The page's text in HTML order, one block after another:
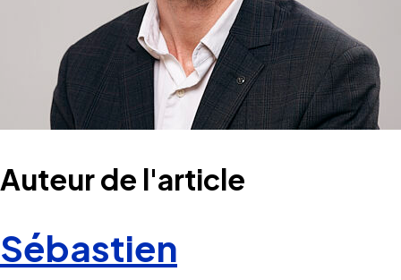
Auteur de l'article
Sébastien